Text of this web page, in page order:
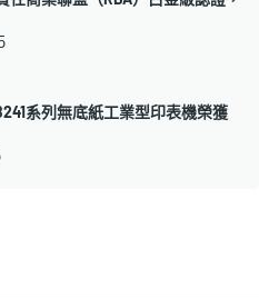
系列無底紙工業型印表機榮獲